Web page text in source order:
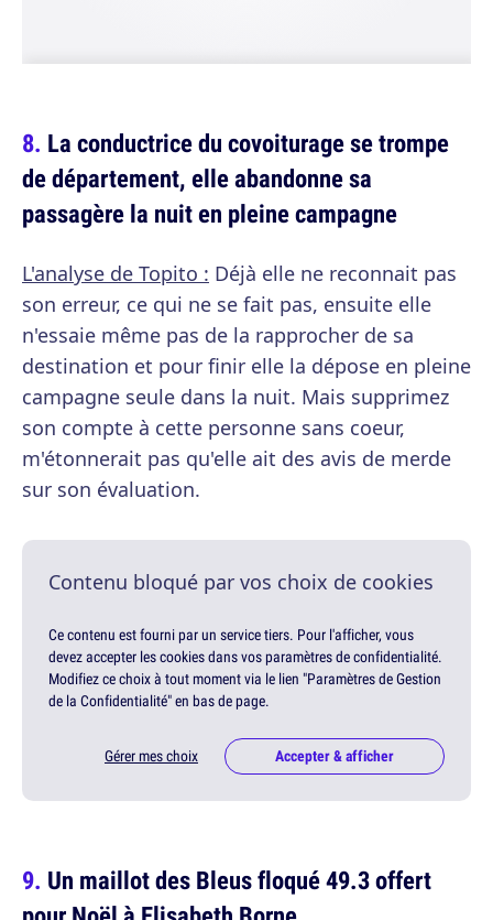
La conductrice du covoiturage se trompe
de département, elle abandonne sa
passagère la nuit en pleine campagne
L'analyse de Topito : Déjà elle ne reconnait pas
son erreur, ce qui ne se fait pas, ensuite elle
n'essaie même pas de la rapprocher de sa
destination et pour finir elle la dépose en pleine
campagne seule dans la nuit. Mais supprimez
son compte à cette personne sans coeur,
m'étonnerait pas qu'elle ait des avis de merde
sur son évaluation.
Contenu bloqué par vos choix de cookies
Ce contenu est fourni par un service tiers. Pour l'afficher, vous
devez accepter les cookies dans vos paramètres de confidentialité.
Modifiez ce choix à tout moment via le lien "Paramètres de Gestion
de la Confidentialité" en bas de page.
Gérer mes choix Accepter & afficher
Un maillot des Bleus floqué 49.3 offert